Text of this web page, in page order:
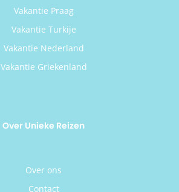
Vakantie Praag
Vakantie Turkije
Vakantie Nederland
Vakantie Griekenland
Over Unieke Reizen
Over ons
Contact